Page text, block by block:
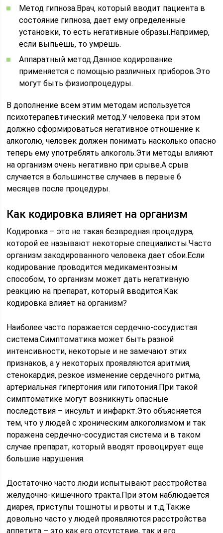
Метод гипноза.Врач, который вводит пациента в
состояние гипноза, дает ему определенные
установки, то есть негативные образы.Например,
если выпьешь, то умрешь.
Аппаратный метод.Данное кодирование
применяется с помощью различных приборов.Это
могут быть физиопроцедуры.
В дополнение всем этим методам используется
психотерапевтический метод.У человека при этом
должно сформироваться негативное отношение к
алкоголю, человек должен понимать насколько опасно
теперь ему употреблять алкоголь.Эти методы влияют
на организм очень негативно при срыве.А срыв
случается в большинстве случаев в первые 6
месяцев после процедуры.
Как кодировка влияет на организм
Кодировка – это не такая безвредная процедура,
которой ее называют некоторые специалисты.Часто
организм закодированного человека дает сбои.Если
кодирование проводится медикаментозным
способом, то организм может дать негативную
реакцию на препарат, который вводится.Как
кодировка влияет на организм?
Наиболее часто поражается сердечно-сосудистая
система.Симптоматика может быть разной
интенсивности, некоторые и не замечают этих
признаков, а у некоторых проявляются аритмия,
стенокардия, резкое изменение сердечного ритма,
артериальная гипертония или гипотония.При такой
симптоматике могут возникнуть опасные
последствия – инсульт и инфаркт.Это объясняется
тем, что у людей с хроническим алкоголизмом и так
поражена сердечно-сосудистая система и в таком
случае препарат, который вводят провоцирует еще
большие нарушения.
Достаточно часто люди испытывают расстройства
желудочно-кишечного тракта.При этом наблюдается
диарея, приступы тошноты и рвоты и т.д.Также
довольно часто у людей проявляются расстройства
аппетита – это как его отсутствие, так и его